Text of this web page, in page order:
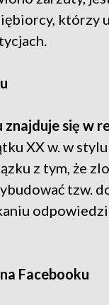
którzy
znajduje się w
XX w. w
z tym, że
tzw.
Facebooku